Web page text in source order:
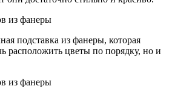
подставка из фанеры, которая
расположить цветы по порядку, но и